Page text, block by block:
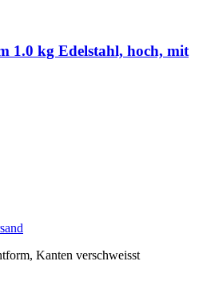
1.0 kg Edelstahl, hoch, mit
Kanten verschweisst